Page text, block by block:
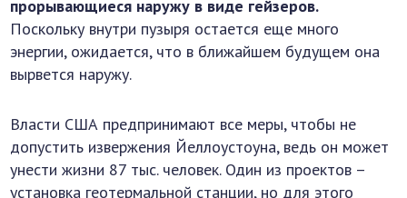
прорывающиеся наружу в виде гейзеров.
Поскольку внутри пузыря остается еще много
энергии, ожидается, что в ближайшем будущем она
вырвется наружу.
Власти США предпринимают все меры, чтобы не
допустить извержения Йеллоустоуна, ведь он может
унести жизни 87 тыс. человек. Один из проектов –
установка геотермальной станции, но для этого